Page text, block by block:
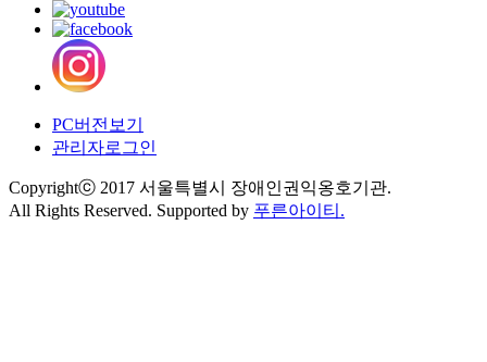
PC버전보기
관리자로그인
Copyrightⓒ 2017 서울특별시 장애인권익옹호기관.
All Rights Reserved. Supported by 푸른아이티.